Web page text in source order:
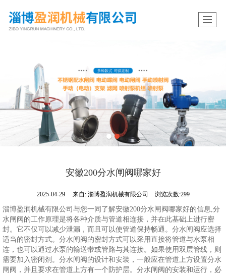
安徽200分水闸阀哪家好
2025-04-29 来自: 淄博盈润机械有限公司 浏览次数:299
淄博盈润机械有限公司与您一同了解安徽200分水闸阀哪家好的信息,分
水闸阀的工作原理是将各种介质与管道相连接，并在此基础上进行密
封。它不仅可以减少泄漏，而且可以使管道保持畅通。分水闸阀应选择
适当的密封方式。分水闸阀的密封方式可以采用直接将管道与水泵相
连，也可以通过水泵的输送带或管路与其连接。如果使用双层管线，则
需要加入密闭剂。分水闸阀的设计和安装，一般应在管道上方设置分水
闸阀，并且要求在管道上方有一个防护层。分水闸阀的安装和运行，必